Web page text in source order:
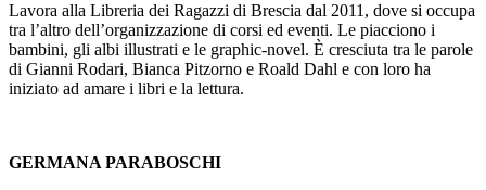
Lavora alla Libreria dei Ragazzi di Brescia dal 2011, dove si occupa
tra l’altro dell’organizzazione di corsi ed eventi. Le piacciono i
bambini, gli albi illustrati e le graphic-novel. È cresciuta tra le parole
di Gianni Rodari, Bianca Pitzorno e Roald Dahl e con loro ha
iniziato ad amare i libri e la lettura.
GERMANA PARABOSCHI